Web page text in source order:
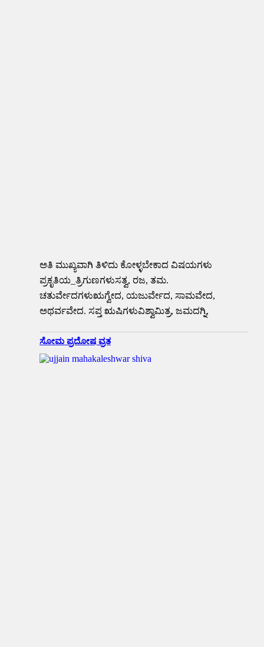
ಅತಿ ಮುಖ್ಯವಾಗಿ ತಿಳಿದು ಕೋಳ್ಳಬೇಕಾದ ವಿಷಯಗಳು
ಪ್ರಕೃತಿಯ_ತ್ರಿಗುಣಗಳುಸತ್ವ, ರಜ, ತಮ.
ಚತುರ್ವೇದಗಳುಋಗ್ವೇದ, ಯಜುರ್ವೇದ, ಸಾಮವೇದ,
ಅಥರ್ವವೇದ. ಸಪ್ತ ಋಷಿಗಳುವಿಶ್ವಾಮಿತ್ರ, ಜಮದಗ್ನಿ,
ಸೋಮ ಪ್ರದೋಷ ವ್ರತ